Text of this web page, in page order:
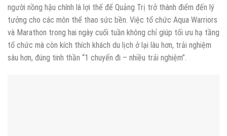
người nồng hậu chính là lợi thế để Quảng Trị trở thành điểm đến lý
tưởng cho các môn thể thao sức bền. Việc tổ chức Aqua Warriors
và Marathon trong hai ngày cuối tuần không chỉ giúp tối ưu hạ tầng
tổ chức mà còn kích thích khách du lịch ở lại lâu hơn, trải nghiệm
sâu hơn, đúng tinh thần “1 chuyến đi – nhiều trải nghiệm”.